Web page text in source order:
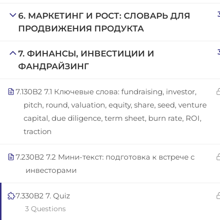
6. МАРКЕТИНГ И РОСТ: СЛОВАРЬ ДЛЯ
ПРОДВИЖЕНИЯ ПРОДУКТА
7. ФИНАНСЫ, ИНВЕСТИЦИИ И
ФАНДРАЙЗИНГ
7.130B2 7.1 Ключевые слова: fundraising, investor,
pitch, round, valuation, equity, share, seed, venture
capital, due diligence, term sheet, burn rate, ROI,
traction
7.230B2 7.2 Мини-текст: подготовка к встрече с
инвесторами
7.330B2 7. Quiz
3 Questions